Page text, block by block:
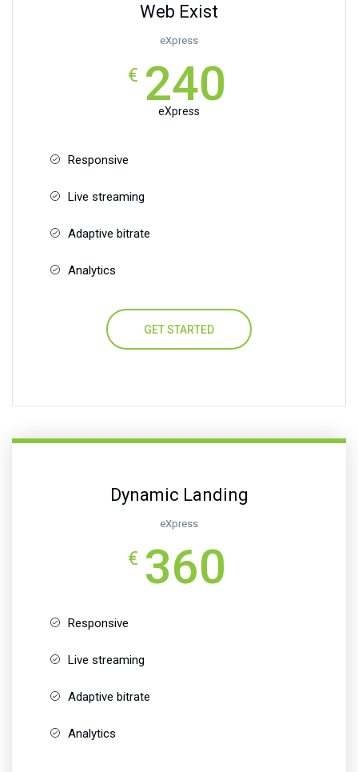
Web Exist
eXpress
€ 240
eXpress
Responsive
Live streaming
Adaptive bitrate
Analytics
GET STARTED
Dynamic Landing
eXpress
€ 360
Responsive
Live streaming
Adaptive bitrate
Analytics